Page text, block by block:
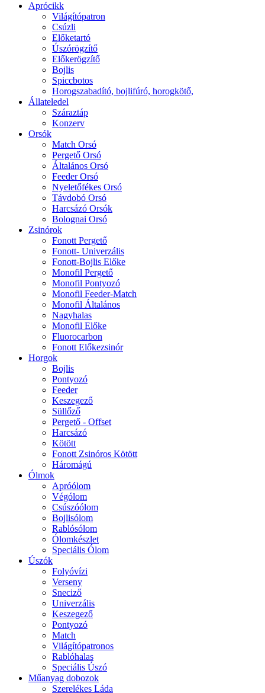
Aprócikk
Világítópatron
Csúzli
Előketartó
Úszórögzítő
Előkerögzítő
Bojlis
Spiccbotos
Horogszabadító, bojlifúró, horogkötő,
Állateledel
Száraztáp
Konzerv
Orsók
Match Orsó
Pergető Orsó
Általános Orsó
Feeder Orsó
Nyeletőfékes Orsó
Távdobó Orsó
Harcsázó Orsók
Bolognai Orsó
Zsinórok
Fonott Pergető
Fonott- Univerzális
Fonott-Bojlis Előke
Monofil Pergető
Monofil Pontyozó
Monofil Feeder-Match
Monofil Általános
Nagyhalas
Monofil Előke
Fluorocarbon
Fonott Előkezsinór
Horgok
Bojlis
Pontyozó
Feeder
Keszegező
Süllőző
Pergető - Offset
Harcsázó
Kötött
Fonott Zsinóros Kötött
Háromágú
Ólmok
Apróólom
Végólom
Csúszóólom
Bojlisólom
Rablósólom
Ólomkészlet
Speciális Ólom
Úszók
Folyóvízi
Verseny
Sneciző
Univerzális
Keszegező
Pontyozó
Match
Világítópatronos
Rablóhalas
Speciális Úszó
Műanyag dobozok
Szerelékes Láda